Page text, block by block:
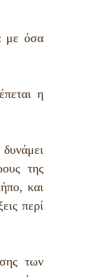
με όσα
η
της
και
περί
των